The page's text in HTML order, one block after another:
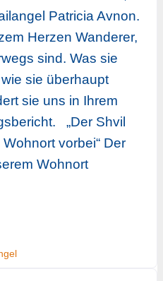
Patricia Avnon.
Herzen Wanderer,
sind. Was sie
sie überhaupt
sie uns in Ihrem
„Der Shvil
vorbei“ Der
Wohnort